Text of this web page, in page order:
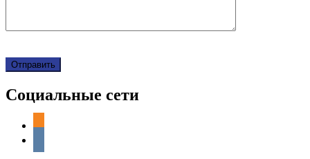
Социальные сети